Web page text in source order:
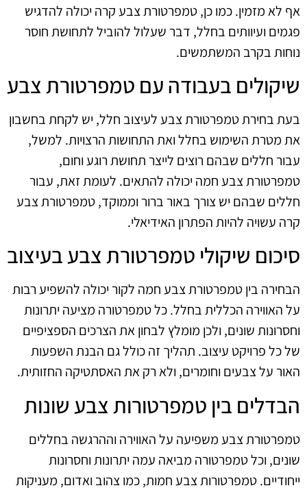
אף לא מזמין. כמו כן, טמפרטורת צבע קרה יכולה להדגיש
פגמים ועיוותים בחלל, דבר שעלול להוביל לתחושת חוסר
נוחות בקרב המשתמשים.
שיקולים בעבודה עם טמפרטורת צבע
בעת בחירת טמפרטורת צבע לעיצוב חלל, יש לקחת בחשבון
את מטרת השימוש בחלל ואת התחושות הרצויות. למשל,
עבור חללים שבהם רוצים לייצר תחושת רוגע וחום,
טמפרטורת צבע חמה יכולה להתאים. לעומת זאת, עבור
חללים שבהם יש צורך באור ברור וממוקד, טמפרטורת צבע
קרה עשויה להיות הפתרון האידיאלי.
סיכום שיקולי טמפרטורת צבע בעיצוב
הבחירה בין טמפרטורת צבע חמה לקור יכולה להשפיע רבות
על האווירה הכללית בחלל. כל טמפרטורה מציעה יתרונות
וחסרונות שונים, ולכן מומלץ לבחון את הצרכים הספציפיים
של כל פרויקט עיצוב. תהליך זה כולל גם הבנת השפעות
האור על צבעים וחומרים, ולא רק את האסתטיקה החזותית.
הבדלים בין טמפרטורות צבע שונות
טמפרטורת צבע משפיעה על האווירה וההרגשה בחללים
שונים, וכל טמפרטורה מביאה עמה יתרונות וחסרונות
ייחודיים. טמפרטורות צבע חמות, כמו צהוב ואדום, מעניקות